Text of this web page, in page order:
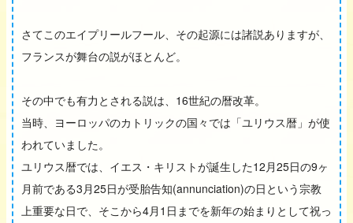
さてこのエイプリールフール、その起源には諸説ありますが、
フランスが舞台の説がほとんど。
その中でも有力とされる説は、16世紀の暦改革。
当時、ヨーロッパのカトリックの国々では「ユリウス暦」が使
われていました。
ユリウス暦では、イエス・キリストが誕生した12月25日の9ヶ
月前である3月25日が受胎告知(annunciation)の日という宗教
上重要な日で、そこから4月1日までを新年の始まりとして祝っ